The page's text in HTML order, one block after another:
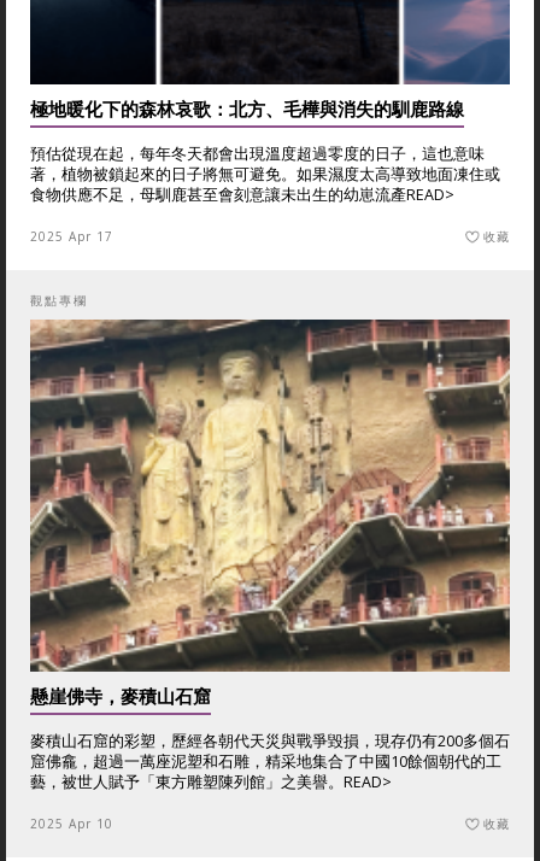
極地暖化下的森林哀歌：北方、毛樺與消失的馴鹿路線
預估從現在起，每年冬天都會出現溫度超過零度的日子，這也意味
著，植物被鎖起來的日子將無可避免。如果濕度太高導致地面凍住或
食物供應不足，母馴鹿甚至會刻意讓未出生的幼崽流產READ>
2025 Apr 17 收藏
觀點專欄
懸崖佛寺，麥積山石窟
麥積山石窟的彩塑，歷經各朝代天災與戰爭毀損，現存仍有200多個石
窟佛龕，超過一萬座泥塑和石雕，精采地集合了中國10餘個朝代的工
藝，被世人賦予「東方雕塑陳列館」之美譽。 READ>
2025 Apr 10 收藏